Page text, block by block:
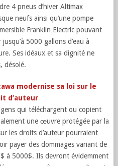
4 pneus d’hiver Altimax
neufs ainsi qu’une pompe
Franklin Electric pouvant
jusqu’à 5000 gallons d’eau à
Ses idéaux et sa dignité ne
désolé.
modernise sa loi sur le
d’auteur
gens qui téléchargent ou copient
une œuvre protégée par la
les droits d’auteur pourraient
payer des dommages variant de
à 5000$. Ils devront évidemment